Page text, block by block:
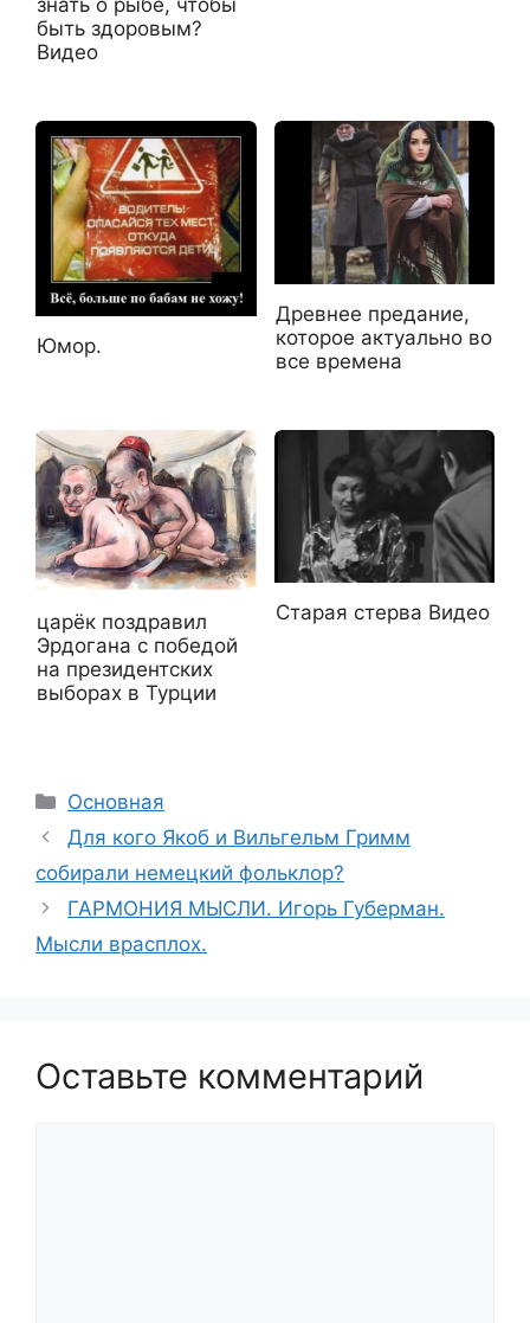
быть здоровым?
Видео
Юмор.
Древнее предание,
которое актуально во
все времена
царёк поздравил
Эрдогана с победой
на президентских
выборах в Турции
Старая стерва Видео
Рубрики
Основная
Для кого Якоб и Вильгельм Гримм
собирали немецкий фольклор?
ГАРМОНИЯ МЫСЛИ. Игорь Губерман.
Мысли врасплох.
Оставьте комментарий